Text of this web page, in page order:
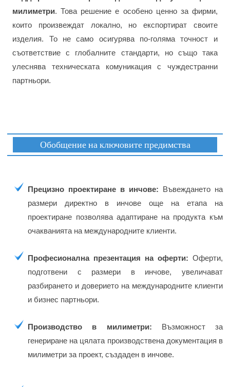
милиметри. Това решение е особено ценно за фирми,
които произвеждат локално, но експортират своите
изделия. То не само осигурява по-голяма точност и
съответствие с глобалните стандарти, но също така
улеснява техническата комуникация с чуждестранни
партньори.
Обобщение на ключовите предимства
Прецизно проектиране в инчове: Въвеждането на
размери директно в инчове още на етапа на
проектиране позволява адаптиране на продукта към
очакванията на международните клиенти.
Професионална презентация на оферти: Оферти,
подготвени с размери в инчове, увеличават
разбирането и доверието на международните клиенти
и бизнес партньори.
Производство в милиметри: Възможност за
генериране на цялата производствена документация в
милиметри за проект, създаден в инчове.